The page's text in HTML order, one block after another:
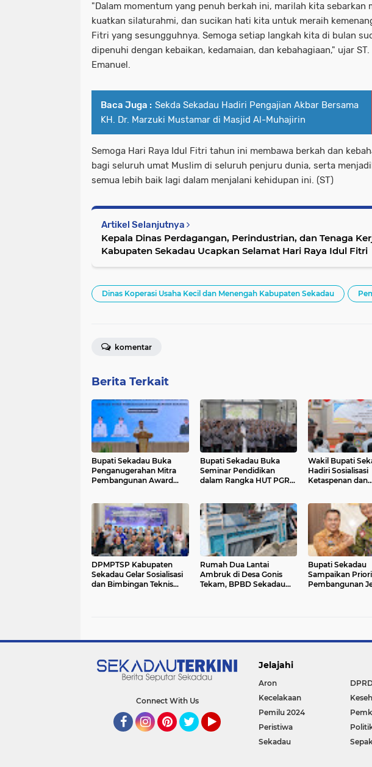
"Dalam momentum yang penuh berkah ini, marilah kita sebarkan
kuatkan silaturahmi, dan sucikan hati kita untuk meraih
Fitri yang sesungguhnya. Semoga setiap langkah kita di bulan
dipenuhi dengan kebaikan, kedamaian, dan kebahagiaan," ujar ST.
Emanuel.
Baca Juga : Sekda Sekadau Hadiri Pengajian Akbar Bersama
KH. Dr. Marzuki Mustamar di Masjid Al-Muhajirin
Semoga Hari Raya Idul Fitri tahun ini membawa berkah dan
bagi seluruh umat Muslim di seluruh penjuru dunia, serta
semua lebih baik lagi dalam menjalani kehidupan ini. (ST)
Artikel Selanjutnya
Kepala Dinas Perdagangan, Perindustrian, dan Tenaga
Kabupaten Sekadau Ucapkan Selamat Hari Raya Idul Fitri
Dinas Koperasi Usaha Kecil dan Menengah Kabupaten Sekadau
komentar
Berita Terkait
Bupati Sekadau Buka
Penganugerahan Mitra
Pembangunan Award
Bupati Sekadau Buka
Seminar Pendidikan
dalam Rangka HUT PGRI
Wakil Bupati
Hadiri Sosialisasi
Ketaspenan dan
Memasuki BUP
DPMPTSP Kabupaten
Sekadau Gelar Sosialisasi
dan Bimbingan Teknis
Rumah Dua Lantai
Ambruk di Desa Gonis
Tekam, BPBD Sekadau
Bupati Sekadau
Sampaikan
Pembangunan
Connect With Us
Jelajahi
Aron
Kecelakaan
Pemilu 2024
Peristiwa
Sekadau